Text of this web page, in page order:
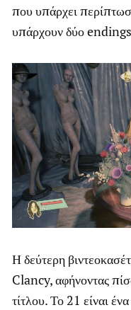
που υπάρχει
υπάρχουν δύο
Η δεύτερη
Clancy, αφήνοντας
τίτλου. Το 21 είναι